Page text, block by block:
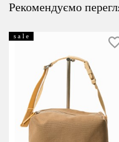
Рекомендуємо
s a l e